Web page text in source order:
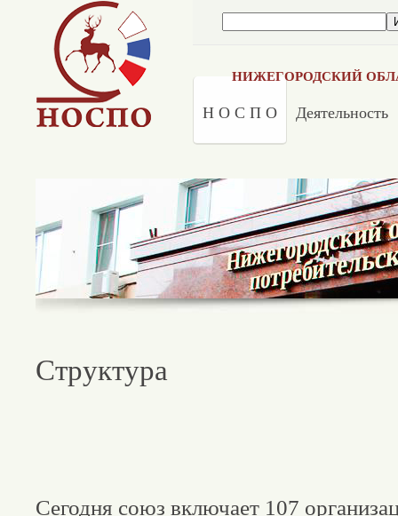
Н О С П О Деятельность
НИЖЕГОРОДСКИЙ
Структура
Сегодня союз включает 107